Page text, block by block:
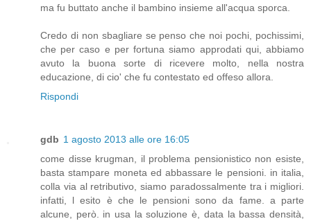
ma fu buttato anche il bambino insieme all'acqua sporca.
Credo di non sbagliare se penso che noi pochi, pochissimi,
che per caso e per fortuna siamo approdati qui, abbiamo
avuto la buona sorte di ricevere molto, nella nostra
educazione, di cio' che fu contestato ed offeso allora.
Rispondi
gdb 1 agosto 2013 alle ore 16:05
come disse krugman, il problema pensionistico non esiste,
basta stampare moneta ed abbassare le pensioni. in italia,
colla via al retributivo, siamo paradossalmente tra i migliori.
infatti, l esito è che le pensioni sono da fame. a parte
alcune, però. in usa la soluzione è, data la bassa densità,